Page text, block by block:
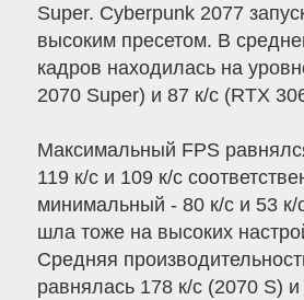
Super. Cyberpunk 2077
высоким пресетом. В
кадров находилась на
2070 Super) и 87 к/с (RTX
Максимальный FPS
119 к/с и 109 к/с
минимальный - 80 к/с и 53 к/
шла тоже на высоких
Средняя
равнялась 178 к/с (2070 S)